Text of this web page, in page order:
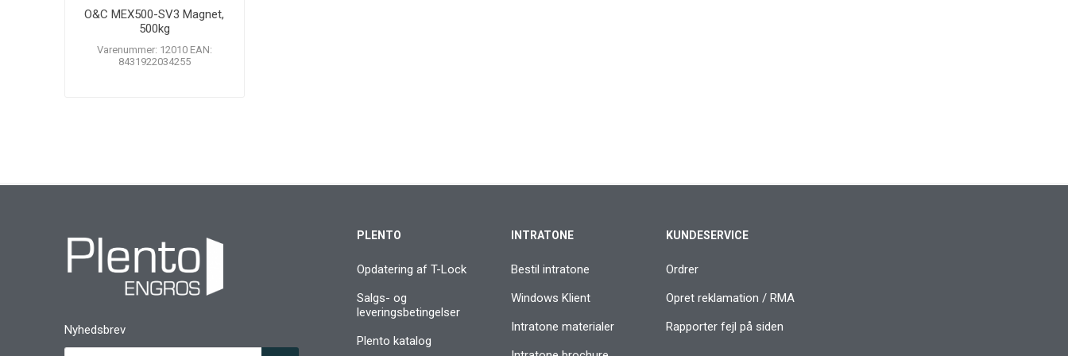
O&C MEX500-SV3 Magnet,
500kg
Varenummer: 12010 EAN:
8431922034255
Nyhedsbrev
PLENTO
Opdatering af T-Lock
Salgs- og
leveringsbetingelser
Plento katalog
INTRATONE
Bestil intratone
Windows Klient
Intratone materialer
KUNDESERVICE
Ordrer
Opret reklamation / RMA
Rapporter fejl på siden